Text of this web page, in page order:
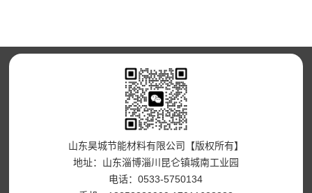
山东昊城节能材料有限公司【版权所有】
地址：山东淄博淄川昆仑镇城南工业园
电话：0533-5750134